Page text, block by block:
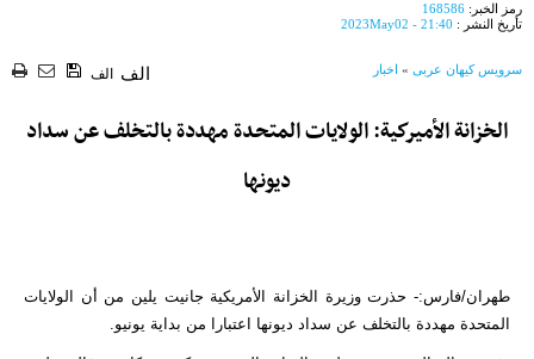
رمز الخبر: 168586
تأريخ النشر : 2023May02 - 21:40
سرویس کیهان عربی » اخبار الف الف
الخزانة الأميركية: الولايات المتحدة مهددة بالتخلف عن سداد
ديونها
طهران/فارس:- حذرت وزيرة الخزانة الأمريكية جانيت يلين من أن الولايات
المتحدة مهددة بالتخلف عن سداد ديونها اعتبارا من بداية يونيو.